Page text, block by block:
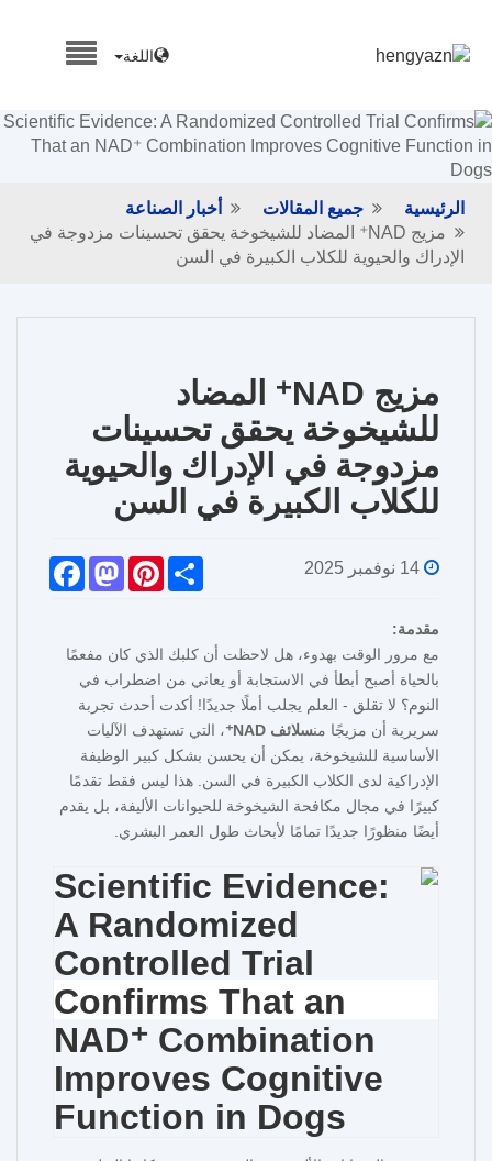
اللغة
الرئيسية جميع المقالات
أخبار الصناعة
مزيج NAD⁺ المضاد للشيخوخة يحقق تحسينات مزدوجة في
الإدراك والحيوية للكلاب الكبيرة في السن
مزيج NAD⁺ المضاد
للشيخوخة يحقق تحسينات
مزدوجة في الإدراك والحيوية
للكلاب الكبيرة في السن
14 نوفمبر 2025
F
a
o
k
M
a
d
o
n
P
r
e
s
t
S
h
مقدمة:
مع مرور الوقت بهدوء، هل لاحظت أن كلبك الذي كان مفعمًا
بالحياة أصبح أبطأ في الاستجابة أو يعاني من اضطراب في
النوم؟ لا تقلق - العلم يجلب أملًا جديدًا! أكدت أحدث تجربة
سريرية أن مزيجًا منسلائف NAD⁺
، التي تستهدف الآليات
الأساسية للشيخوخة، يمكن أن يحسن بشكل كبير الوظيفة
الإدراكية لدى الكلاب الكبيرة في السن. هذا ليس فقط تقدمًا
كبيرًا في مجال مكافحة الشيخوخة للحيوانات الأليفة، بل يقدم
أيضًا منظورًا جديدًا تمامًا لأبحاث طول العمر البشري.